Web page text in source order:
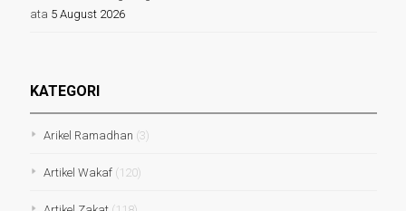
ata 5 August 2026
KATEGORI
Arikel Ramadhan (3)
Artikel Wakaf(120)